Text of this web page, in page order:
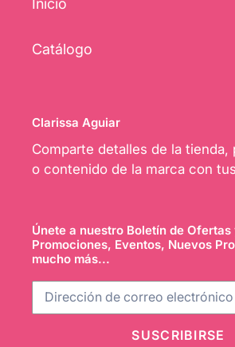
Catálogo
Clarissa Aguiar
Comparte detalles de la tienda,
o contenido de la marca con
Únete a nuestro Boletín de
Promociones, Eventos, Nuevos
mucho más...
SUSCRIBIRSE